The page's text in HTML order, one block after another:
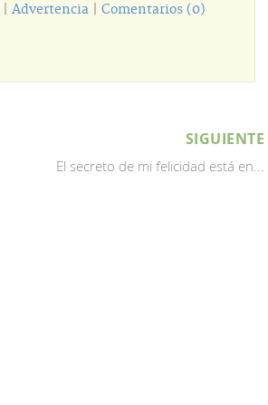
Advertencia Comentarios (0)
SIGUIENTE
El secreto de mi felicidad está en...